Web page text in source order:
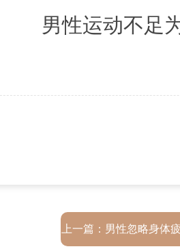
男性运动不足
上一篇： 男性忽略身体